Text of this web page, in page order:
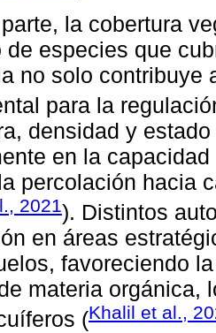
la cobertura
de especies que
no solo contribuye
para la
densidad y
en la
percolación hacia
2021). Distintos
en áreas
favoreciendo
materia orgánica,
(Khalil et al.,